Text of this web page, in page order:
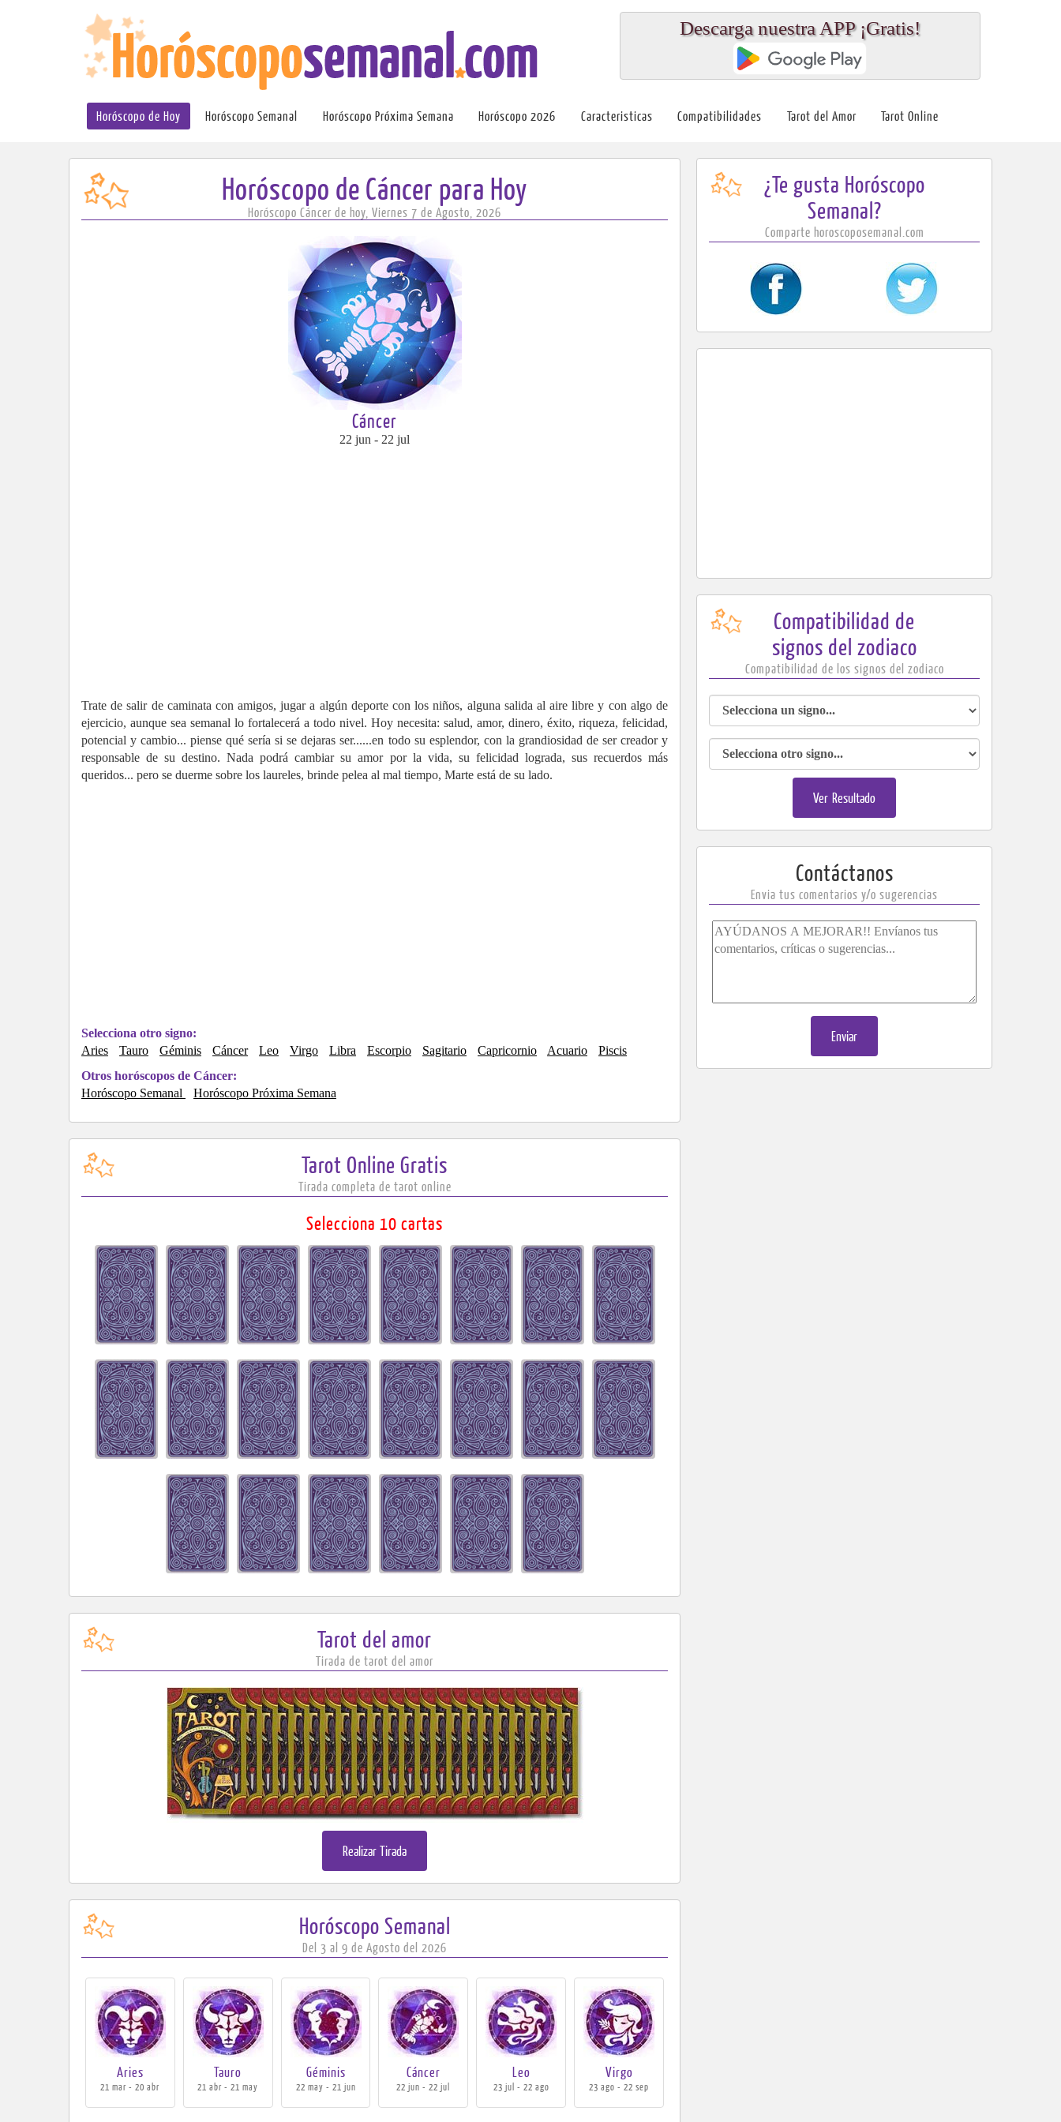
Descarga nuestra APP ¡Gratis!
Horóscopo de Hoy Horóscopo Semanal Horóscopo Próxima Semana Horóscopo 2026 Caracteristicas Compatibilidades Tarot del Amor Tarot Online
Horóscopo de Cáncer para Hoy
Horóscopo Cáncer de hoy, Viernes 7 de Agosto, 2026
Cáncer
22 jun - 22 jul
Trate de salir de caminata con amigos, jugar a algún deporte con los niños, alguna salida al aire libre y con algo de
ejercicio, aunque sea semanal lo fortalecerá a todo nivel. Hoy necesita: salud, amor, dinero, éxito, riqueza, felicidad,
potencial y cambio... piense qué sería si se dejaras ser......en todo su esplendor, con la grandiosidad de ser creador y
responsable de su destino. Nada podrá cambiar su amor por la vida, su felicidad lograda, sus recuerdos más
queridos... pero se duerme sobre los laureles, brinde pelea al mal tiempo, Marte está de su lado.
Selecciona otro signo:
Aries
Tauro Géminis Cáncer Leo Virgo Libra Escorpio Sagitario Capricornio Acuario
Piscis
Otros horóscopos de Cáncer:
Horóscopo Semanal
Horóscopo Próxima Semana
Tarot Online Gratis
Tirada completa de tarot online
Selecciona 10 cartas
Tarot del amor
Tirada de tarot del amor
Realizar Tirada
Horóscopo Semanal
Del 3 al 9 de Agosto del 2026
Aries
21 mar - 20 abr
Tauro
21 abr - 21 may
Géminis
22 may - 21 jun
Cáncer
22 jun - 22 jul
Leo
23 jul - 22 ago
Virgo
23 ago - 22 sep
¿Te gusta Horóscopo
Semanal?
Comparte horoscoposemanal.com
Compatibilidad de
signos del zodiaco
Compatibilidad de los signos del zodiaco
Ver Resultado
​​​​​​​​​Contáctanos
Envia tus comentarios y/o sugerencias